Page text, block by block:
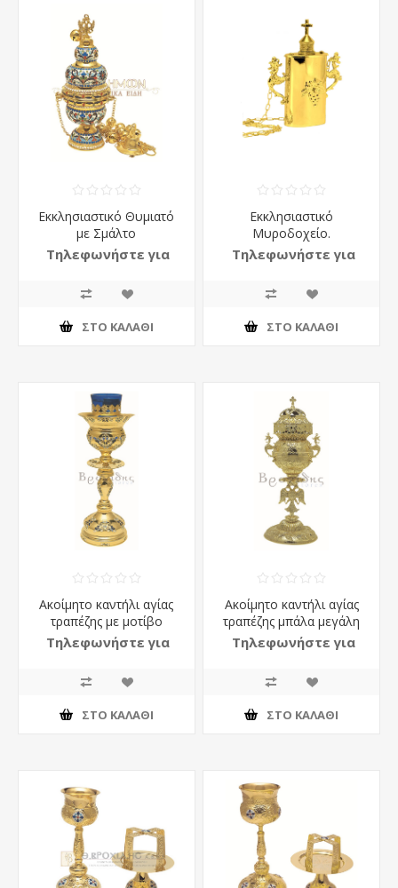
Εκκλησιαστικό Θυμιατό
με Σμάλτο
Τηλεφωνήστε για
ΣΤΟ ΚΑΛΆΘΙ
Eκκλησιαστικό
Μυροδοχείο.
Τηλεφωνήστε για
ΣΤΟ ΚΑΛΆΘΙ
Ακοίμητο καντήλι αγίας
τραπέζης με μοτίβο
Τηλεφωνήστε για
ΣΤΟ ΚΑΛΆΘΙ
Ακοίμητο καντήλι αγίας
τραπέζης μπάλα μεγάλη
Τηλεφωνήστε για
ΣΤΟ ΚΑΛΆΘΙ